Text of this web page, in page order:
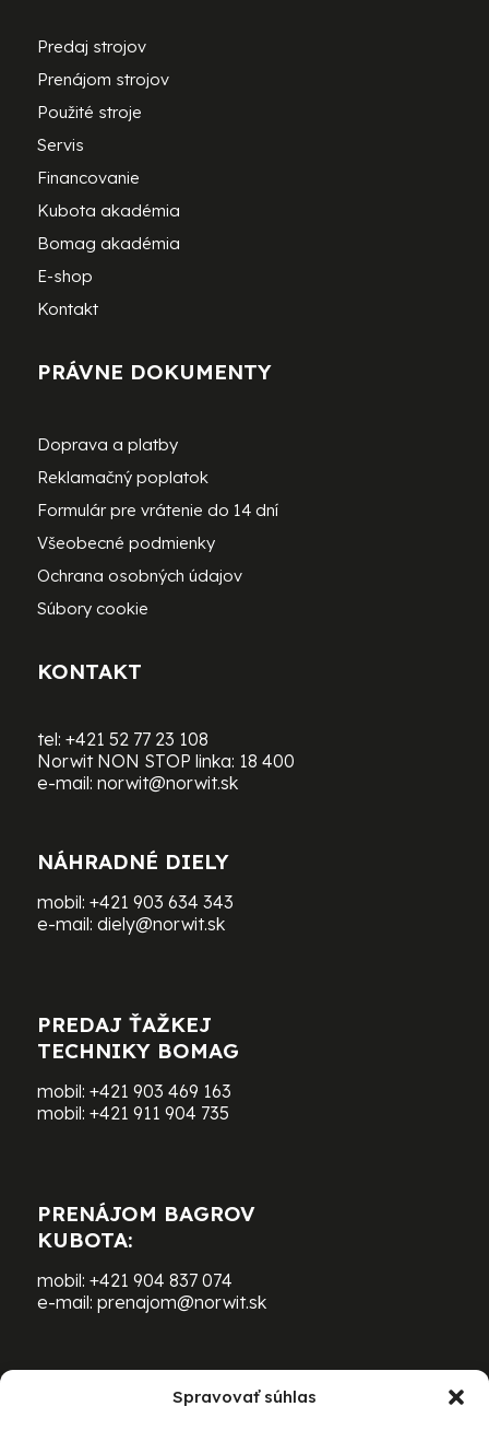
Spravovať súhlas
Predaj strojov
Prenájom strojov
Použité stroje
Servis
Financovanie
Kubota akadémia
Bomag akadémia
E-shop
Kontakt
PRÁVNE DOKUMENTY
Doprava a platby
Reklamačný poplatok
Formulár pre vrátenie do 14 dní
Všeobecné podmienky
Ochrana osobných údajov
Súbory cookie
KONTAKT
tel: +421 52 77 23 108
Norwit NON STOP linka: 18 400
e-mail: norwit@norwit.sk
NÁHRADNÉ DIELY
mobil: +421 903 634 343
e-mail: diely@norwit.sk
PREDAJ ŤAŽKEJ
TECHNIKY BOMAG
mobil: +421 903 469 163
mobil: +421 911 904 735
PRENÁJOM BAGROV
KUBOTA:
mobil: +421 904 837 074
e-mail: prenajom@norwit.sk
PRENÁJOM ŤAŽKEJ TECHNIKY